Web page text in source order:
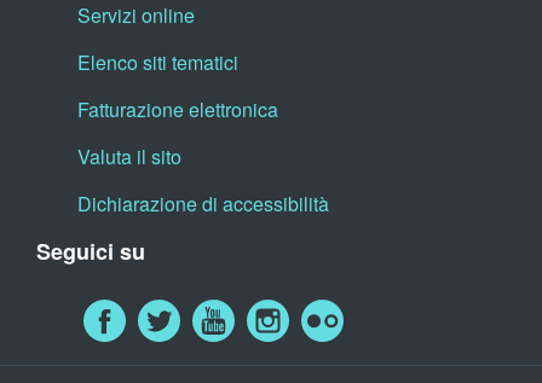
Servizi online
Elenco siti tematici
Fatturazione elettronica
Valuta il sito
Dichiarazione di accessibilità
Seguici su